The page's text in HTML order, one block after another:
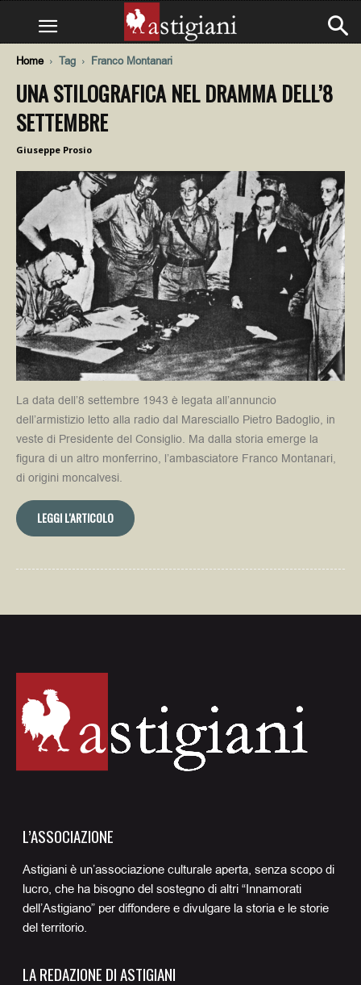
Home Tag Franco Montanari
UNA STILOGRAFICA NEL DRAMMA DELL’8
SETTEMBRE
Giuseppe Prosio
La data dell’8 settembre 1943 è legata all’annuncio
dell’armistizio letto alla radio dal Maresciallo Pietro Badoglio, in
veste di Presidente del Consiglio. Ma dalla storia emerge la
figura di un altro monferrino, l’ambasciatore Franco Montanari,
di origini moncalvesi.
LEGGI L'ARTICOLO
L’ASSOCIAZIONE
Astigiani è un’associazione culturale aperta, senza scopo di
lucro, che ha bisogno del sostegno di altri “Innamorati
dell’Astigiano” per diffondere e divulgare la storia e le storie
del territorio.
LA REDAZIONE DI ASTIGIANI